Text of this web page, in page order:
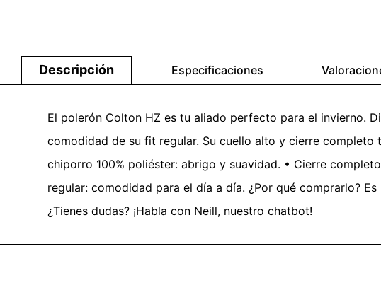
Descripción Especificaciones
El polerón Colton HZ es tu aliado perfecto para el invierno.
comodidad de su fit regular. Su cuello alto y cierre
chiporro 100% poliéster: abrigo y suavidad. • Cierre
regular: comodidad para el día a día. ¿Por qué comprarlo?
¿Tienes dudas? ¡Habla con Neill, nuestro chatbot!